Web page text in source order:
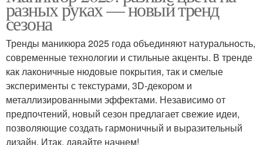
разных руках — новый тренд
сезона
Тренды маникюра 2025 года объединяют натуральность,
современные технологии и стильные акценты. В тренде
как лаконичные нюдовые покрытия, так и смелые
эксперименты с текстурами, 3D-декором и
металлизированными эффектами. Независимо от
предпочтений, новый сезон предлагает свежие идеи,
позволяющие создать гармоничный и выразительный
дизайн. Итак, давайте начнем!